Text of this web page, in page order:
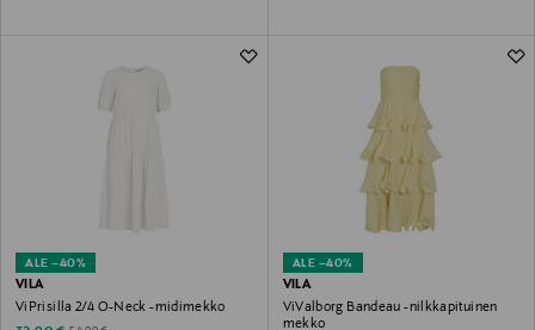
ALE –40%
VILA
ViPrisilla 2/4 O-Neck -midimekko
ALE –40%
VILA
ViValborg Bandeau -nilkkapituinen
mekko